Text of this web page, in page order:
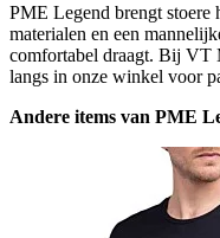
PME Legend brengt stoere
materialen en een
comfortabel draagt. Bij VT
langs in onze winkel voor
Andere items van PME